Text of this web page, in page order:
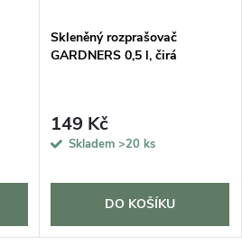
Skleněný rozprašovač
GARDNERS 0,5 l, čirá
149 Kč
Skladem >20 ks
DO KOŠÍKU